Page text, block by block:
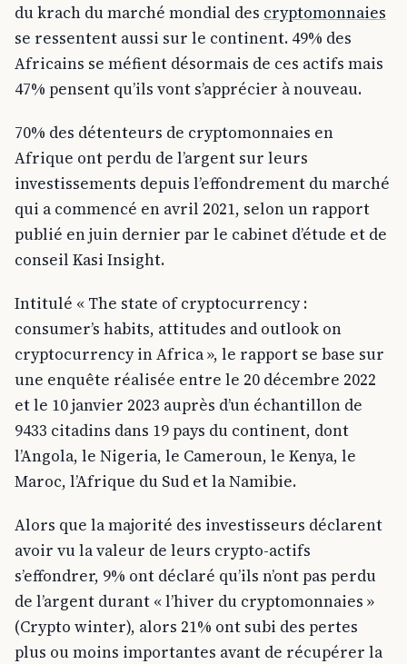
du krach du marché mondial des cryptomonnaies
se ressentent aussi sur le continent. 49% des
Africains se méfient désormais de ces actifs mais
47% pensent qu’ils vont s’apprécier à nouveau.
70% des détenteurs de cryptomonnaies en
Afrique ont perdu de l’argent sur leurs
investissements depuis l’effondrement du marché
qui a commencé en avril 2021, selon un rapport
publié en juin dernier par le cabinet d’étude et de
conseil Kasi Insight.
Intitulé « The state of cryptocurrency :
consumer’s habits, attitudes and outlook on
cryptocurrency in Africa », le rapport se base sur
une enquête réalisée entre le 20 décembre 2022
et le 10 janvier 2023 auprès d’un échantillon de
9433 citadins dans 19 pays du continent, dont
l’Angola, le Nigeria, le Cameroun, le Kenya, le
Maroc, l’Afrique du Sud et la Namibie.
Alors que la majorité des investisseurs déclarent
avoir vu la valeur de leurs crypto-actifs
s’effondrer, 9% ont déclaré qu’ils n’ont pas perdu
de l’argent durant « l’hiver du cryptomonnaies »
(Crypto winter), alors 21% ont subi des pertes
plus ou moins importantes avant de récupérer la